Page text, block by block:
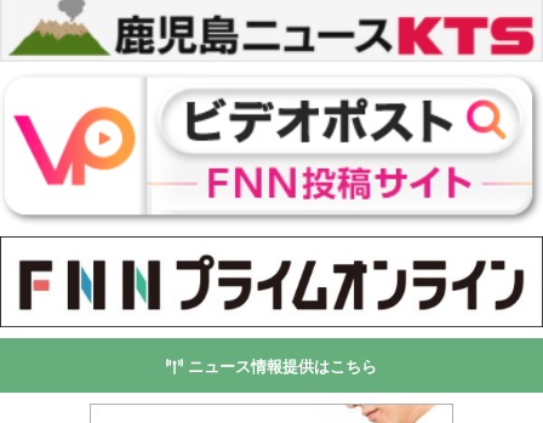
ニュース情報提供はこちら